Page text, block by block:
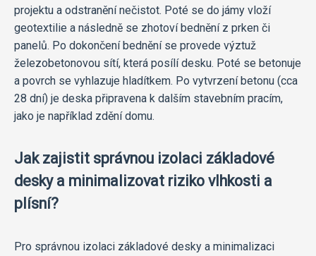
projektu a odstranění nečistot. Poté se do jámy vloží
geotextilie a následně se zhotoví bednění z prken či
panelů. Po dokončení bednění se provede výztuž
železobetonovou sítí, která posílí desku. Poté se betonuje
a povrch se vyhlazuje hladítkem. Po vytvrzení betonu (cca
28 dní) je deska připravena k dalším stavebním pracím,
jako je například zdění domu.
Jak zajistit správnou izolaci základové
desky a minimalizovat riziko vlhkosti a
plísní?
Pro správnou izolaci základové desky a minimalizaci